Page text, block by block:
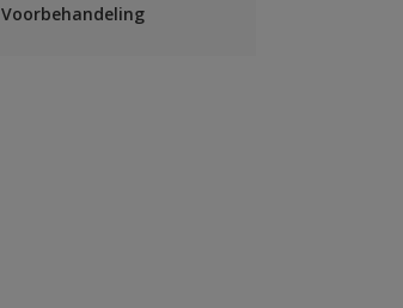
Voorbehandeling